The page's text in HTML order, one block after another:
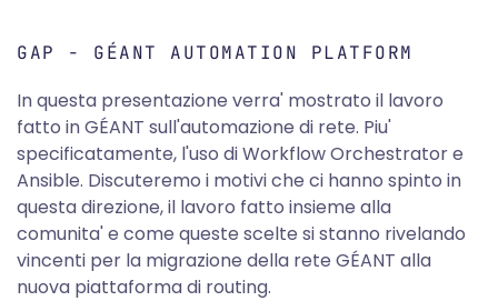
GAP - GÉANT AUTOMATION PLATFORM
In questa presentazione verra' mostrato il lavoro
fatto in GÉANT sull'automazione di rete. Piu'
specificatamente, l'uso di Workflow Orchestrator e
Ansible. Discuteremo i motivi che ci hanno spinto in
questa direzione, il lavoro fatto insieme alla
comunita' e come queste scelte si stanno rivelando
vincenti per la migrazione della rete GÉANT alla
nuova piattaforma di routing.